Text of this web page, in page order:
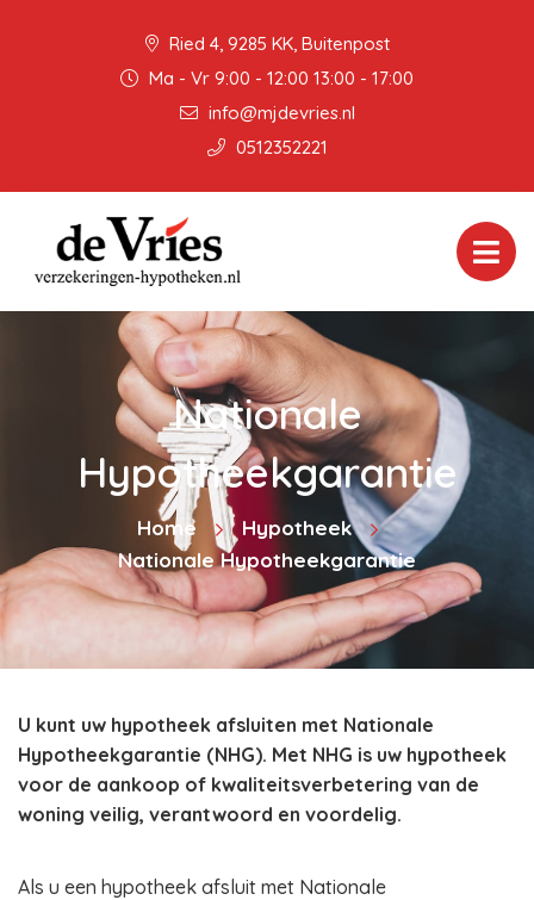
Ried 4, 9285 KK, Buitenpost
Ma - Vr 9:00 - 12:00 13:00 - 17:00
info@mjdevries.nl
0512352221
Nationale
Hypotheekgarantie
Home
Hypotheek
Nationale Hypotheekgarantie
U kunt uw hypotheek afsluiten met Nationale
Hypotheekgarantie (NHG). Met NHG is uw hypotheek
voor de aankoop of kwaliteitsverbetering van de
woning veilig, verantwoord en voordelig.
Als u een hypotheek afsluit met Nationale